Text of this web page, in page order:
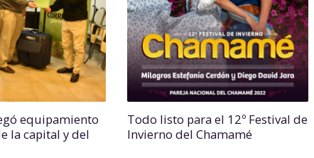
equipamiento
la capital y del
Todo listo para el 12º Festival de
Invierno del Chamamé